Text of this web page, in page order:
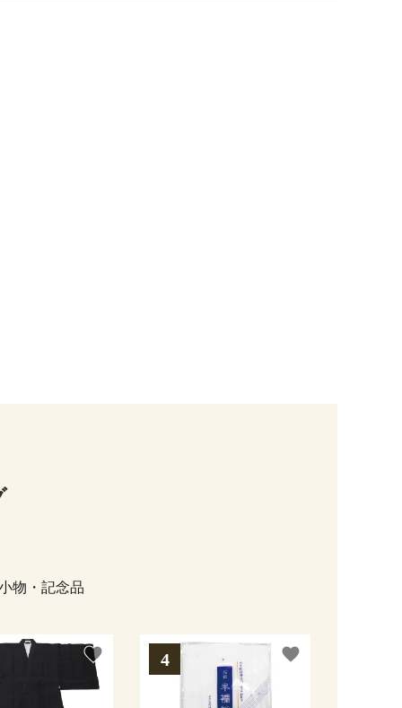
物・記念品
favorite favorite